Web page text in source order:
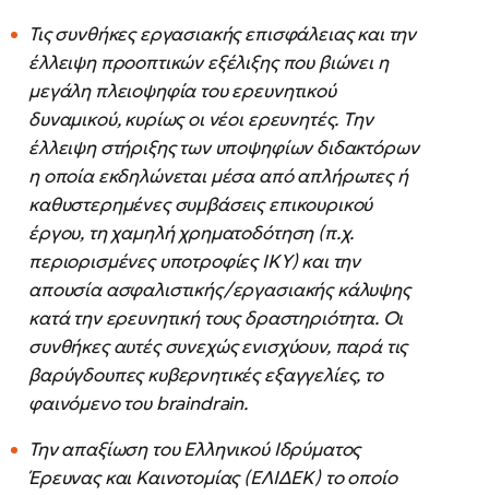
Τις συνθήκες εργασιακής επισφάλειας και την
έλλειψη προοπτικών εξέλιξης που βιώνει η
μεγάλη πλειοψηφία του ερευνητικού
δυναμικού, κυρίως οι νέοι ερευνητές. Tην
έλλειψη στήριξης των υποψηφίων διδακτόρων
η οποία εκδηλώνεται μέσα από απλήρωτες ή
καθυστερημένες συμβάσεις επικουρικού
έργου, τη χαμηλή χρηματοδότηση (π.χ.
περιορισμένες υποτροφίες ΙΚΥ) και την
απουσία ασφαλιστικής/εργασιακής κάλυψης
κατά την ερευνητική τους δραστηριότητα. Οι
συνθήκες αυτές συνεχώς ενισχύουν, παρά τις
βαρύγδουπες κυβερνητικές εξαγγελίες, το
φαινόμενο του braindrain.
Την απαξίωση του Ελληνικού Ιδρύματος
Έρευνας και Καινοτομίας (ΕΛΙΔΕΚ) το οποίο